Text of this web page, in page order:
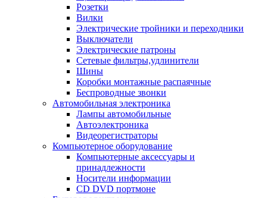
Розетки
Вилки
Электрические тройники и переходники
Выключатели
Электрические патроны
Сетевые фильтры,удлинители
Шины
Коробки монтажные распаячные
Беспроводные звонки
Автомобильная электроника
Лампы автомобильные
Автоэлектроника
Видеорегистраторы
Компьютерное оборудование
Компьютерные аксессуары и
принадлежности
Носители информации
CD DVD портмоне